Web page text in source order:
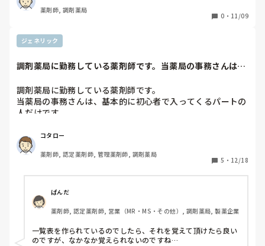
薬剤師, 調剤薬局
0 ・ 11/09
ジェネリック
調剤薬局に勤務している薬剤師です。当薬局の事務さんは、
調剤薬局に勤務している薬剤師です。
当薬局の事務さんは、基本的に初心者で入ってくるパートの
人だけです。
せんが、ジェネリックと先発そして一般名との繋がりがなか
なか理解できずに困っています。
先日は、患者さんが、医師から今回なくなった薬品名を先発
ジェネリックで出していたものだと気付かずにトンチンカン
な受け答えをしていました
一応、一覧表など作って渡しているのですがなかなかうまく
いきません。
何かいい方法があったら教えて下さい。
よろしくお願いします。
コタロー
薬剤師, 認定薬剤師, 管理薬剤師, 調剤薬局
5 ・ 12/18
ぱんだ
薬剤師, 認定薬剤師, 営業（MR・MS・その他）, 調剤薬局, 製薬企業
一覧表を作られているのでしたら、それを覚えて頂けたら良い
のですが、なかなか覚えられないのですね…